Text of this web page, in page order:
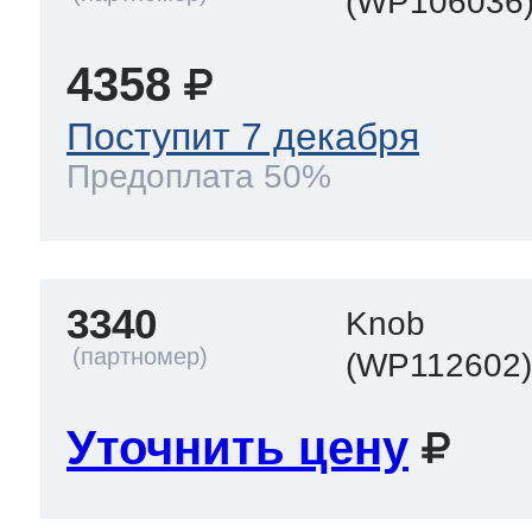
4358
Поступит 7 декабря
Предоплата 50%
3340
Knob
(WP112602)
Уточнить цену